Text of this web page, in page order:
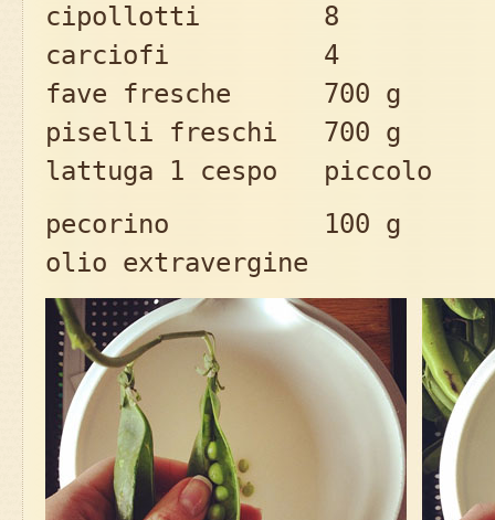
cipollotti 8
carciofi 4
fave fresche 700 g
piselli freschi 700 g
lattuga 1 cespo piccolo
pecorino 100 g
olio extravergine